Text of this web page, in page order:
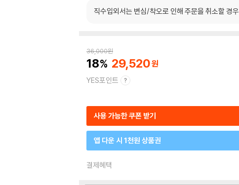
직수입외서는 변심/착오로 인해 주문을 취소할 경우
36,000원
18 29,520
YES포인트
사용 가능한 쿠폰 받기
앱 다운 시 1천원 상품권
결제혜택